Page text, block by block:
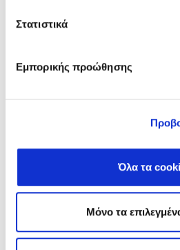
Στατιστικά
Εμπορικής προώθησης
Όλα τα
Μόνο τα